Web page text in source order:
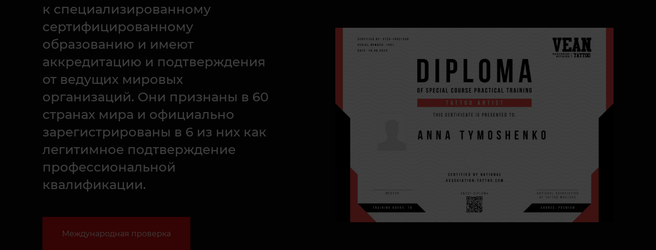
к специализированному
сертифицированному
образованию и имеют
аккредитацию и подтверждения
от ведущих мировых
организаций. Они признаны в 60
странах мира и официально
зарегистрированы в 6 из них как
легитимное подтверждение
профессиональной
квалификации.
Международная проверка